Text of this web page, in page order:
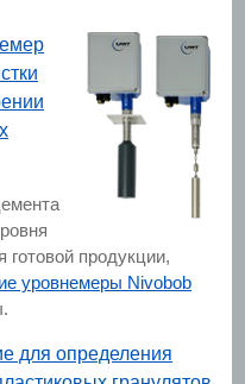
готовой продукции,
уровнемеры Nivobob
для определения